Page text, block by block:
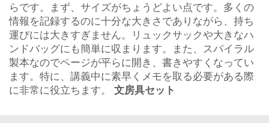
らです。まず、サイズがちょうどよい点です。多くの
情報を記録するのに十分な大きさでありながら、持ち
運びには大きすぎません。リュックサックや大きなハ
ンドバッグにも簡単に収まります。また、スパイラル
製本なのでページが平らに開き、書きやすくなってい
ます。特に、講義中に素早くメモを取る必要がある際
に非常に役立ちます。 文房具セット